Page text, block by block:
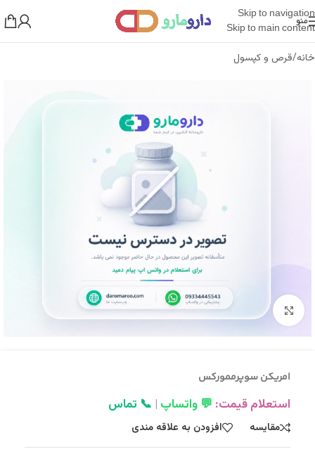
Skip to navigation
Skip to main content
منو
خانه/قرص و کپسول
بزرگنمایی تصویر
امريکن سوپرممورکس
استعلام قیمت: 💬 واتساپ | 📞 تماس
مقایسه افزودن به علاقه مندی